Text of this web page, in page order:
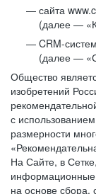
сайта
(далее —
CRM-
(далее —
Общество
изобретений
с
размерности
На Сайте, в
информационные
на основе сбора,